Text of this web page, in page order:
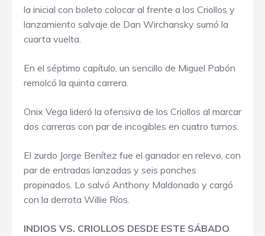
la inicial con boleto colocar al frente a los Criollos y
lanzamiento salvaje de Dan Wirchansky sumó la
cuarta vuelta.
En el séptimo capítulo, un sencillo de Miguel Pabón
remolcó la quinta carrera.
Onix Vega lideró la ofensiva de los Criollos al marcar
dos carreras con par de incogibles en cuatro turnos.
El zurdo Jorge Benítez fue el ganador en relevo, con
par de entradas lanzadas y seis ponches
propinados. Lo salvó Anthony Maldonado y cargó
con la derrota Willie Ríos.
INDIOS VS. CRIOLLOS DESDE ESTE SÁBADO